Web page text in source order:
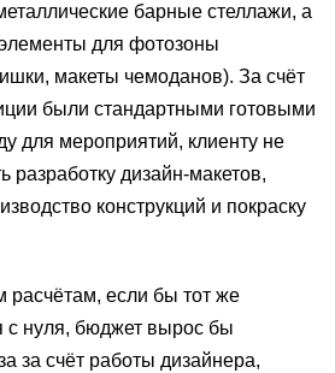
барные стеллажи, а
для фотозоны
макеты чемоданов). За счёт
были стандартными готовыми
для мероприятий, клиенту не
разработку дизайн‑макетов,
конструкций и покраску
расчётам, если бы тот же
с нуля, бюджет вырос бы
за счёт работы дизайнера,